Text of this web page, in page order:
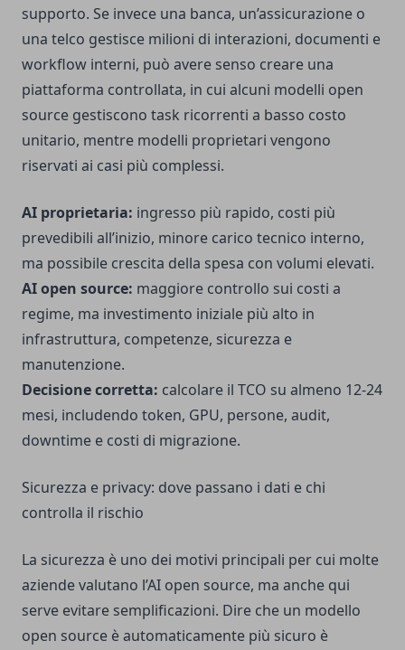
supporto. Se invece una banca, un’assicurazione o
una telco gestisce milioni di interazioni, documenti e
workflow interni, può avere senso creare una
piattaforma controllata, in cui alcuni modelli open
source gestiscono task ricorrenti a basso costo
unitario, mentre modelli proprietari vengono
riservati ai casi più complessi.
AI proprietaria: ingresso più rapido, costi più
prevedibili all’inizio, minore carico tecnico interno,
ma possibile crescita della spesa con volumi elevati.
AI open source: maggiore controllo sui costi a
regime, ma investimento iniziale più alto in
infrastruttura, competenze, sicurezza e
manutenzione.
Decisione corretta: calcolare il TCO su almeno 12-24
mesi, includendo token, GPU, persone, audit,
downtime e costi di migrazione.
Sicurezza e privacy: dove passano i dati e chi
controlla il rischio
La sicurezza è uno dei motivi principali per cui molte
aziende valutano l’AI open source, ma anche qui
serve evitare semplificazioni. Dire che un modello
open source è automaticamente più sicuro è